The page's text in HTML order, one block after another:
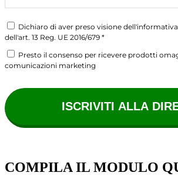
Dichiaro di aver preso visione
dell'art. 13 Reg. UE 2016/679 *
Presto il consenso per ricevere prodotti
comunicazioni marketing
COMPILA IL MODULO